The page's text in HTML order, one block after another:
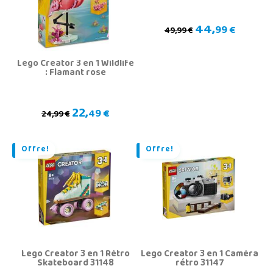
Lego Creator 3 en 1 Wildlife
: Flamant rose
24,99 €22,49 €
49,99 €44,99 €
Offre!
Lego Creator 3 en 1 Rétro
Skateboard 31148
Offre!
Lego Creator 3 en 1 Caméra
rétro 31147